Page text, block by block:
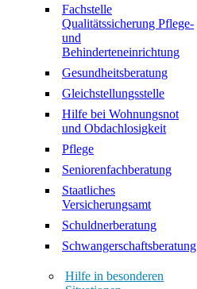
Fachstelle
Qualitätssicherung Pflege-
und
Behinderteneinrichtung
Gesundheitsberatung
Gleichstellungsstelle
Hilfe bei Wohnungsnot
und Obdachlosigkeit
Pflege
Seniorenfachberatung
Staatliches
Versicherungsamt
Schuldnerberatung
Schwangerschaftsberatung
Hilfe in besonderen